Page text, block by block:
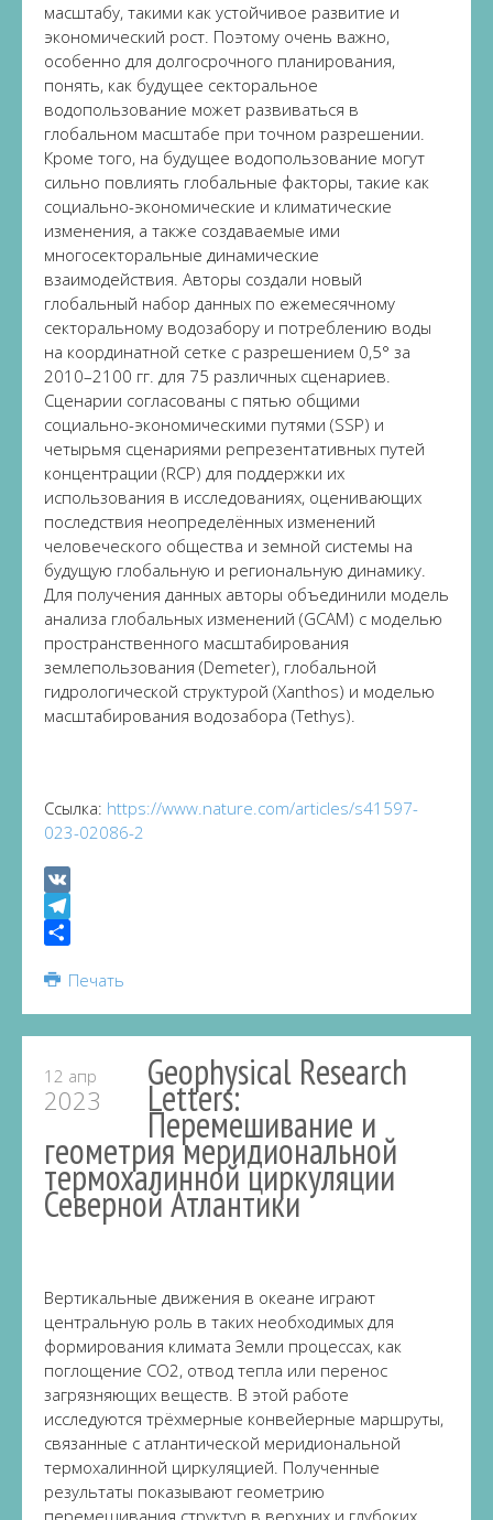
масштабу, такими как устойчивое развитие и
экономический рост. Поэтому очень важно,
особенно для долгосрочного планирования,
понять, как будущее секторальное
водопользование может развиваться в
глобальном масштабе при точном разрешении.
Кроме того, на будущее водопользование могут
сильно повлиять глобальные факторы, такие как
социально-экономические и климатические
изменения, а также создаваемые ими
многосекторальные динамические
взаимодействия. Авторы создали новый
глобальный набор данных по ежемесячному
секторальному водозабору и потреблению воды
на координатной сетке с разрешением 0,5° за
2010–2100 гг. для 75 различных сценариев.
Сценарии согласованы с пятью общими
социально-экономическими путями (SSP) и
четырьмя сценариями репрезентативных путей
концентрации (RCP) для поддержки их
использования в исследованиях, оценивающих
последствия неопределённых изменений
человеческого общества и земной системы на
будущую глобальную и региональную динамику.
Для получения данных авторы объединили модель
анализа глобальных изменений (GCAM) с моделью
пространственного масштабирования
землепользования (Demeter), глобальной
гидрологической структурой (Xanthos) и моделью
масштабирования водозабора (Tethys).
Ссылка: https://www.nature.com/articles/s41597-
023-02086-2
VK
Telegram
Печать
12 апр
2023
Geophysical Research
Letters:
Перемешивание и
геометрия меридиональной
термохалинной циркуляции
Северной Атлантики
Вертикальные движения в океане играют
центральную роль в таких необходимых для
формирования климата Земли процессах, как
поглощение CO2, отвод тепла или перенос
загрязняющих веществ. В этой работе
исследуются трёхмерные конвейерные маршруты,
связанные с атлантической меридиональной
термохалинной циркуляцией. Полученные
результаты показывают геометрию
перемешивания структур в верхних и глубоких